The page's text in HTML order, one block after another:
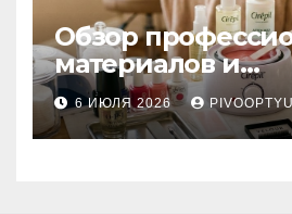
Обзор
материалов и
инструментов
маникюра,
наращивания
6 ИЮЛЯ 2026